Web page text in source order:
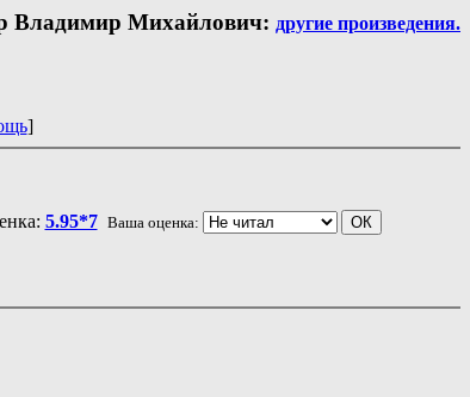
Владимир Михайлович: другие произведения.
]
5.95*7 Ваша оценка: